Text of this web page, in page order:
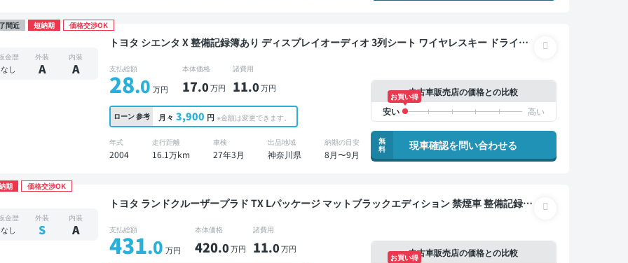
間近 短納期 価格交渉OK
トヨタ シエンタ X 整備記録簿あり ディスプレイオーディオ 3列シート ワイヤレスキー ドライブ
金歴
なし
外装
A
内装
A 支払総額
28.0 万円
本体価格
17.0万円
諸費用
11.0万円
ローン参考 月々 3,900 円 ※金額は変更できます。
年式
2004
走行距離
16.1万km
車検
27年3月
出品地域
神奈川県
納期の目安
8月〜9月
中古車販売店の価格との比較
お買い得
無
料
現車確認を問い合わせる
期 価格交渉OK
トヨタ ランドクルーザープラド TX Lパッケージ マットブラックエディション 禁煙車 整備記録簿
スマートキー ETC サンルーフ バックモニター 全方位カメラ ドライブレコーダー 衝突軽減
金歴
なし
外装
S
内装
A 支払総額
431.0 万円
本体価格
420.0万円
諸費用
11.0万円 中古車販売店の価格との比較
お買い得